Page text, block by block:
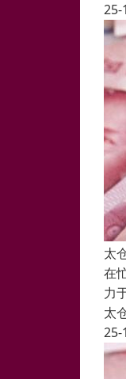
25-
太
在
力
太
25-